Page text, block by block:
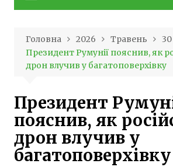
Головна 2026 Травень
30
Президент Румунії пояснив, як
дрон влучив у багатоповерхівку
Президент
пояснив, як
дрон влучив у
багатоповерхівку